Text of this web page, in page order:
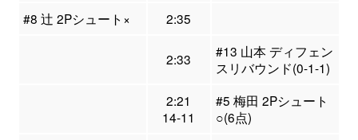
#8 辻 2Pシュート×
2:35
2:33
#13 山本 ディフェン
スリバウンド(0-1-1)
2:21
14-11
#5 梅田 2Pシュート
○(6点)